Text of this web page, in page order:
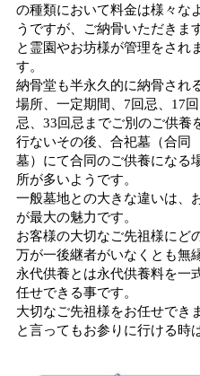
の種類において料金は様々な
うですが、ご納骨いただきま
と霊園やお坊様が管理をされ
す。
納骨堂も半永久的に納骨され
場所、一定期間、7回忌、17回
忌、33回忌までご別のご供養
行ないその後、合祀墓（合同
墓）にて合同のご供養になる
所が多いようです。
一般墓地との大きな違いは、
が最大の魅力です。
お客様の大切なご先祖様にど
万が一後継者がいなくとも無
永代供養とは永代供養料を一
任せできる事です。
大切なご先祖様をお任せでき
と言ってもお参りに行ける時